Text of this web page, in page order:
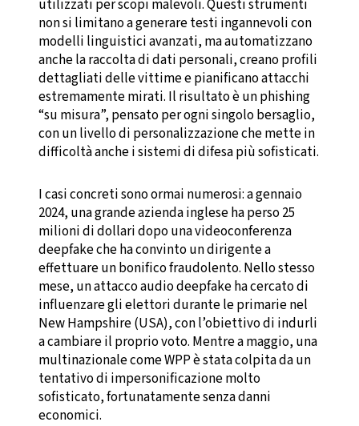
utilizzati per scopi malevoli. Questi strumenti
non si limitano a generare testi ingannevoli con
modelli linguistici avanzati, ma automatizzano
anche la raccolta di dati personali, creano profili
dettagliati delle vittime e pianificano attacchi
estremamente mirati. Il risultato è un phishing
“su misura”, pensato per ogni singolo bersaglio,
con un livello di personalizzazione che mette in
difficoltà anche i sistemi di difesa più sofisticati.
I casi concreti sono ormai numerosi: a gennaio
2024, una grande azienda inglese ha perso 25
milioni di dollari dopo una videoconferenza
deepfake che ha convinto un dirigente a
effettuare un bonifico fraudolento. Nello stesso
mese, un attacco audio deepfake ha cercato di
influenzare gli elettori durante le primarie nel
New Hampshire (USA), con l’obiettivo di indurli
a cambiare il proprio voto. Mentre a maggio, una
multinazionale come WPP è stata colpita da un
tentativo di impersonificazione molto
sofisticato, fortunatamente senza danni
economici.